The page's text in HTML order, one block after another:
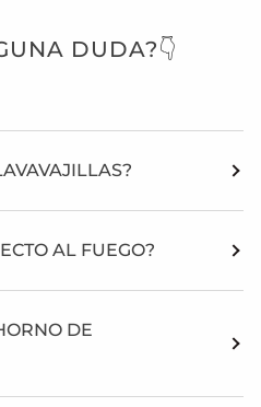
DUDA?👇
AL FUEGO?
DE